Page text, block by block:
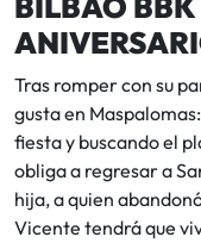
Tras romper con su
gusta en
fiesta y buscando el
obliga a regresar a
hija, a quien
Vicente tendrá que